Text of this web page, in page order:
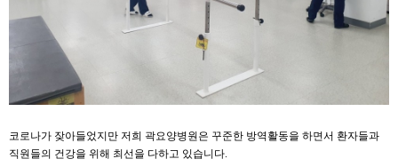
코로나가 잦아들었지만 저희 곽요양병원은 꾸준한 방역활동을 하면서 환자들과
직원들의 건강을 위해 최선을 다하고 있습니다.